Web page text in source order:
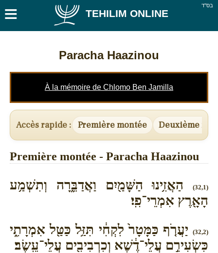
בס''ד ≡ TEHILIM ONLINE
Paracha Haazinou
À la mémoire de Chlomo Ben Jamilla
Accès rapide : Première montée Deuxième
Première montée - Paracha Haazinou
(32,1)
הַאֲזִ֥ינוּ הַשָּׁמַ֖יִם וַאֲדַבֵּ֑רָה וְתִשְׁמַ֥ע
הָאָ֖רֶץ אִמְרֵי־פִֽי׃
(32,2)
יַעֲרֹ֤ף כַּמָּטָר֙ לִקְחִ֔י תִּזַּ֥ל כַּטַּ֖ל אִמְרָתִ֑י
כִּשְׂעִירִ֣ם עֲלֵי־דֶ֔שֶׁא וְכִרְבִיבִ֖ים עֲלֵי־עֵֽשֶׂב׃